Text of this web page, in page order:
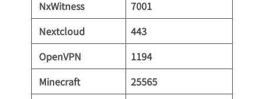
NxWitness
7001
Nextcloud
443
OpenVPN
1194
Minecraft
25565